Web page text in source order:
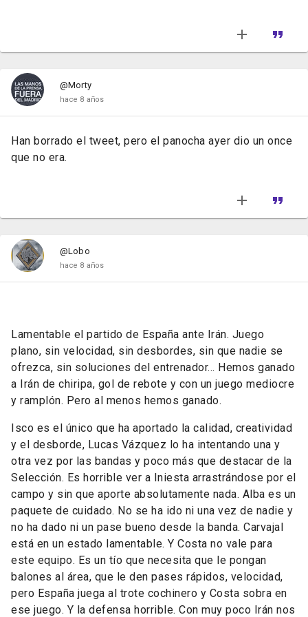
@Morty
hace 8 años
Han borrado el tweet, pero el panocha ayer dio un once
que no era.
@Lobo
hace 8 años
Lamentable el partido de España ante Irán. Juego
plano, sin velocidad, sin desbordes, sin que nadie se
ofrezca, sin soluciones del entrenador… Hemos ganado
a Irán de chiripa, gol de rebote y con un juego mediocre
y ramplón. Pero al menos hemos ganado.
Isco es el único que ha aportado la calidad, creatividad
y el desborde, Lucas Vázquez lo ha intentando una y
otra vez por las bandas y poco más que destacar de la
Selección. Es horrible ver a Iniesta arrastrándose por el
campo y sin que aporte absolutamente nada. Alba es un
paquete de cuidado. No se ha ido ni una vez de nadie y
no ha dado ni un pase bueno desde la banda. Carvajal
está en un estado lamentable. Y Costa no vale para
este equipo. Es un tío que necesita que le pongan
balones al área, que le den pases rápidos, velocidad,
pero España juega al trote cochinero y Costa sobra en
ese juego. Y la defensa horrible. Con muy poco Irán nos